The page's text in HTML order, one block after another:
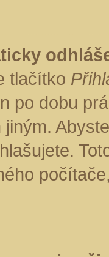
tlačítko
po dobu